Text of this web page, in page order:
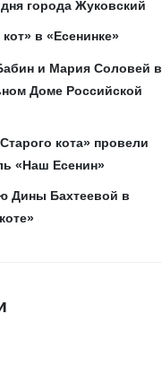
города Жуковский
в «Есенинке»
и Мария Соловей в
Доме Российской
кота» провели
«Наш Есенин»
Дины Бахтеевой в